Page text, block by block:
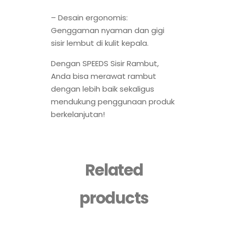
– Desain ergonomis:
Genggaman nyaman dan gigi
sisir lembut di kulit kepala.
Dengan SPEEDS Sisir Rambut,
Anda bisa merawat rambut
dengan lebih baik sekaligus
mendukung penggunaan produk
berkelanjutan!
Related
products